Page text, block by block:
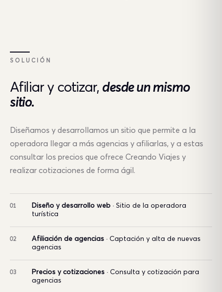
SOLUCIÓN
Afiliar y cotizar, desde un mismo
sitio.
Diseñamos y desarrollamos un sitio que permite a la
operadora llegar a más agencias y afiliarlas, y a estas
consultar los precios que ofrece Creando Viajes y
realizar cotizaciones de forma ágil.
01 Diseño y desarrollo web · Sitio de la operadora
turística
02 Afiliación de agencias · Captación y alta de nuevas
agencias
03 Precios y cotizaciones · Consulta y cotización para
agencias